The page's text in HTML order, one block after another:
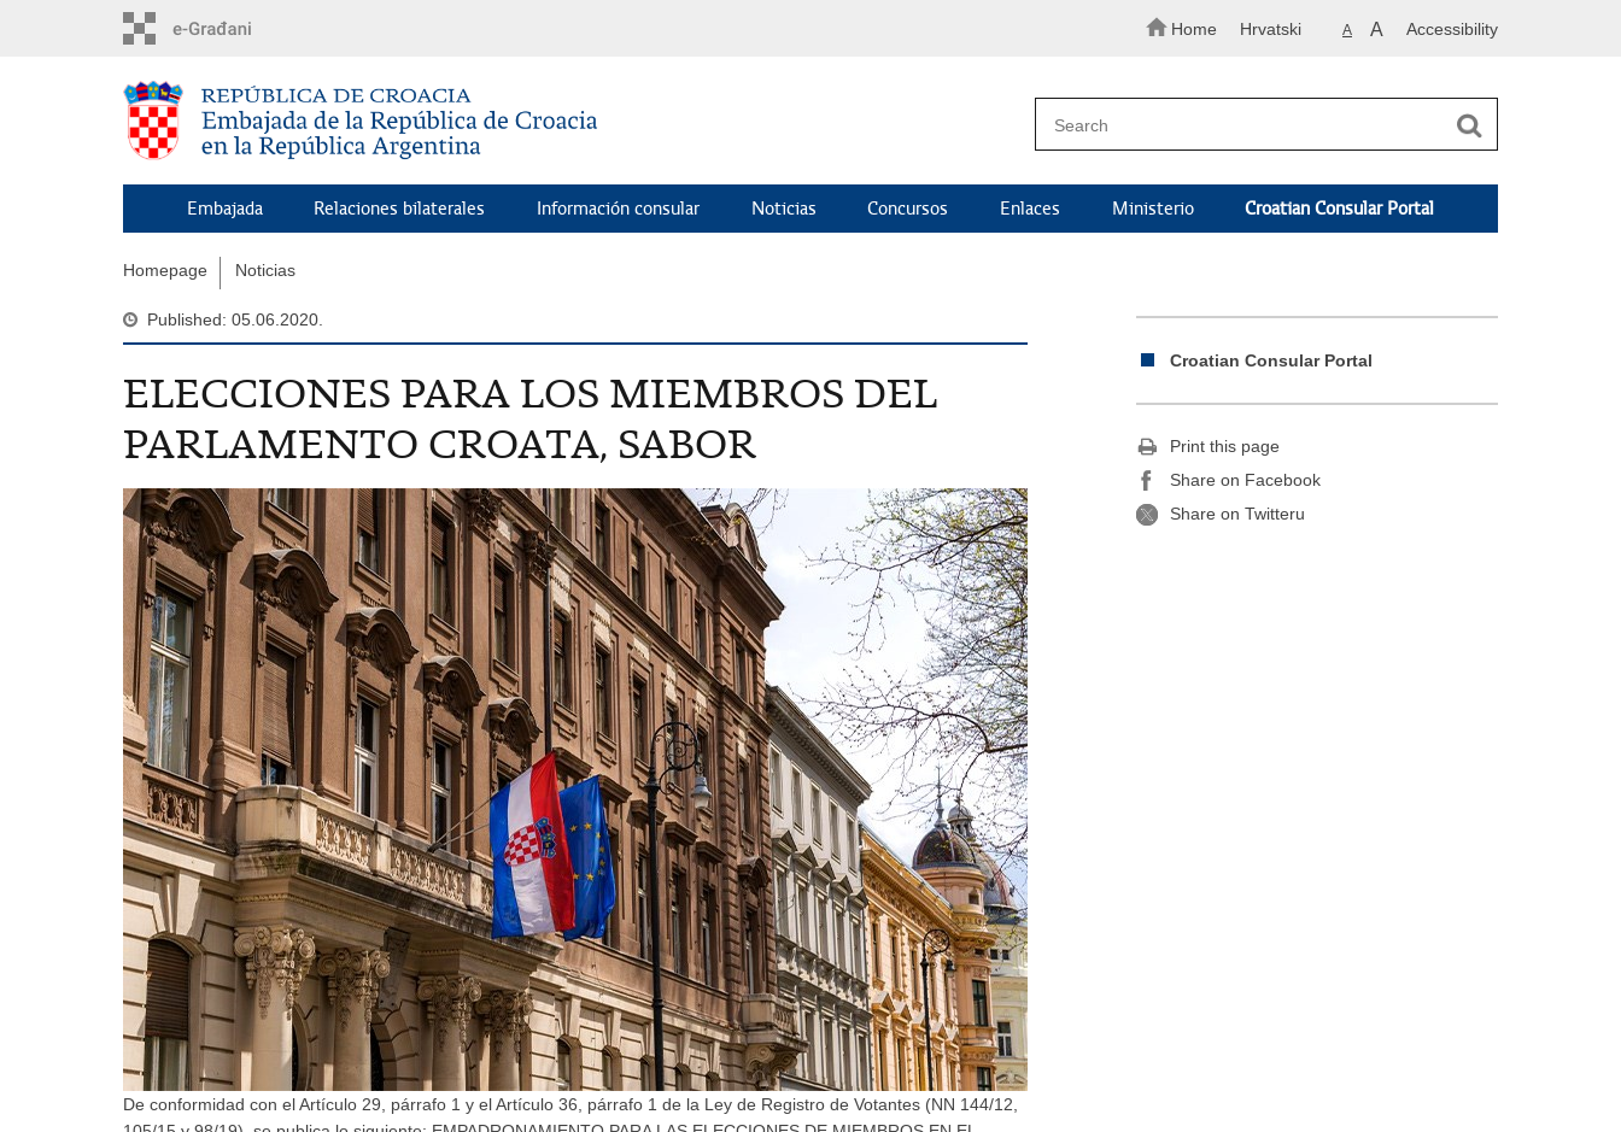
Home Hrvatski A A Accessibility
Embajada Relaciones bilaterales Información consular Noticias Concursos Enlaces Ministerio Croatian Consular Portal
Homepage Noticias
Published: 05.06.2020.
ELECCIONES PARA LOS MIEMBROS DEL
PARLAMENTO CROATA, SABOR
De conformidad con el Artículo 29, párrafo 1 y el Artículo 36, párrafo 1 de la Ley de Registro de Votantes (NN 144/12,
Croatian Consular Portal
Print this page
Share on Facebook
Share on Twitteru